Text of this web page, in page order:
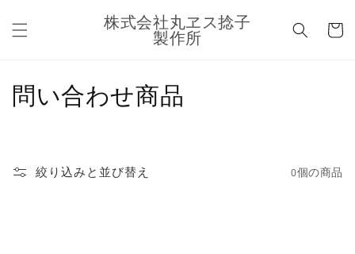
進む
株式会社丸ヱス捻子
製作所
ー
コ
シ
問い合わせ商品
絞り込みと並び替え 0個の商品